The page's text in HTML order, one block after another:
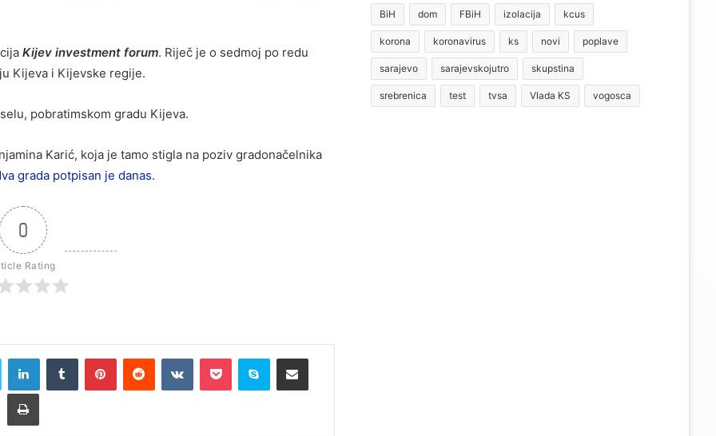
Kijev investment forum. Riječ je o sedmoj po redu
Kijeva i Kijevske regije.
pobratimskom gradu Kijeva.
Karić, koja je tamo stigla na poziv gradonačelnika
grada potpisan je danas.
0
Rating
BiH dom FBiH izolacija kcus
korona koronavirus ks novi poplave
sarajevo sarajevskojutro skupstina
srebrenica test tvsa Vlada KS vogosca